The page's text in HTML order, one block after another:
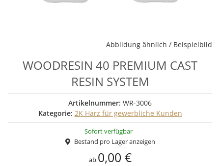
Abbildung ähnlich / Beispielbild
WOODRESIN 40 PREMIUM CAST
RESIN SYSTEM
Artikelnummer: WR-3006
Kategorie: 2K Harz für gewerbliche Kunden
Sofort verfügbar
Bestand pro Lager anzeigen
ab 0,00 €